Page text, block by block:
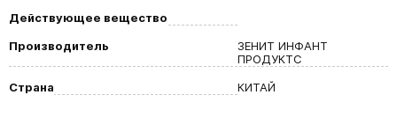
Действующее вещество
Производитель
ЗЕНИТ ИНФАНТ
ПРОДУКТС
Страна
КИТАЙ